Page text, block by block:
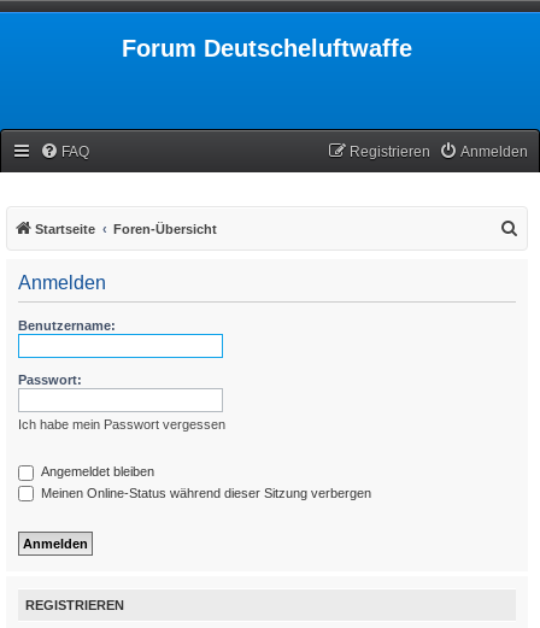
Forum Deutscheluftwaffe
FAQ Anmelden
Registrieren
Startseite Foren-Übersicht
Anmelden
Benutzername:
Passwort:
Ich habe mein Passwort vergessen
Angemeldet bleiben
Meinen Online-Status während dieser Sitzung verbergen
REGISTRIEREN